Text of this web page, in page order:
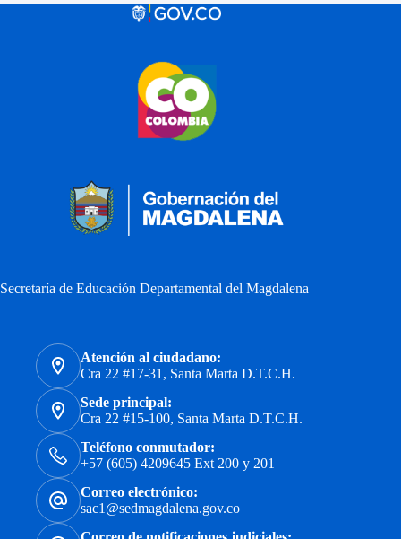
Secretaría de Educación Departamental del Magdalena
Atención al ciudadano:
Cra 22 #17-31, Santa Marta D.T.C.H.
Sede principal:
Cra 22 #15-100, Santa Marta D.T.C.H.
Teléfono conmutador:
+57 (605) 4209645 Ext 200 y 201
Correo electrónico:
sac1@sedmagdalena.gov.co